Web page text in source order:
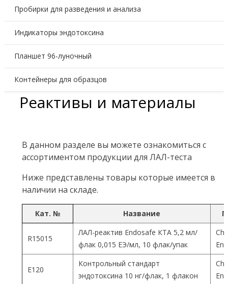
Пробирки для разведения и анализа
Индикаторы эндотоксина
Планшет 96-луночный
Контейнеры для образцов
Реактивы и материалы
В данном разделе вы можете ознакомиться с
ассортиментом продукции для ЛАЛ-теста
Ниже представлены товары которые имеется в
наличии на складе.
Кат. № Название
R15015
ЛАЛ-реактив Endosafe КТА 5,2 мл/
флак 0,015 ЕЭ/мл, 10 флак/упак
Е120
Контрольный стандарт
эндотоксина 10 нг/флак, 1 флакон